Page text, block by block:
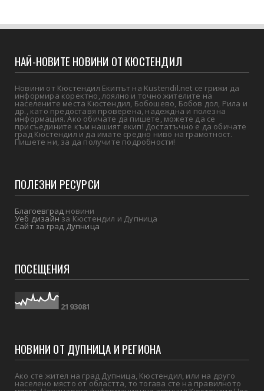
НАЙ-НОВИТЕ НОВИНИ ОТ КЮСТЕНДИЛ
Новини от Кюстендил Екипът на Kustendil.net се грижи да
информира коректно, лоялно и точно жителите на
населените места Кюстендил, Бобошево, Бобов дол, Рила и
др., като предоставя проверена, надеждна и полезна
информация. Ако обичате да пишете, можете да се
присъедините към нашият екип! Достатъчно е да обичате
град Кюстендил и да имате средно ниво на грамотност.
Пишете ни, за да получите подробности!
ПОЛЕЗНИ РЕСУРСИ
Благоевград новини
Уеб дизайнза Кюстендил и Дупница
Сайт за град Дупница
ПОСЕЩЕНИЯ
21 93081
НОВИНИ ОТ ДУПНИЦА И РЕГИОНА
Ако сте жител на град Дупница, Кюстендил, или на друго
населено място от областта, то тогава сте на правилното